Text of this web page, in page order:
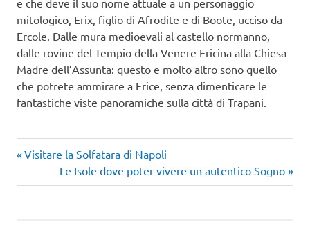
e che deve il suo nome attuale a un personaggio
mitologico, Erix, figlio di Afrodite e di Boote, ucciso da
Ercole. Dalle mura medioevali al castello normanno,
dalle rovine del Tempio della Venere Ericina alla Chiesa
Madre dell’Assunta: questo e molto altro sono quello
che potrete ammirare a Erice, senza dimenticare le
fantastiche viste panoramiche sulla città di Trapani.
Navigazione
articoli
Articolo
precedente:
Visitare la Solfatara di Napoli
Articolo
successivo:
Le Isole dove poter vivere un autentico Sogno